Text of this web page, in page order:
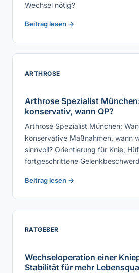
Wechsel nötig?
Beitrag lesen →
ARTHROSE
Arthrose Spezialist
konservativ, wann OP?
Arthrose Spezialist München:
konservative Maßnahmen, wann
sinnvoll? Orientierung für Knie,
fortgeschrittene
Beitrag lesen →
RATGEBER
Wechseloperation einer
Stabilität für mehr